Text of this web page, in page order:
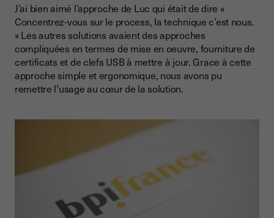
J’ai bien aimé l’approche de Luc qui était de dire «
Concentrez-vous sur le process, la technique c’est nous.
» Les autres solutions avaient des approches
compliquées en termes de mise en oeuvre, fourniture de
certificats et de clefs USB à mettre à jour. Grace à cette
approche simple et ergonomique, nous avons pu
remettre l’usage au cœur de la solution.